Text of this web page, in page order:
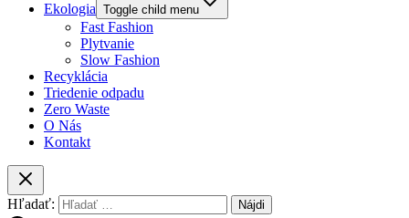
Ekologia Toggle child menu
Fast Fashion
Plytvanie
Slow Fashion
Recyklácia
Triedenie odpadu
Zero Waste
O Nás
Kontakt
Hľadať: